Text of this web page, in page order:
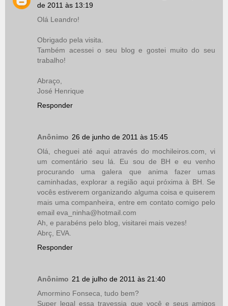
de 2011 às 13:19
Olá Leandro!
Obrigado pela visita.
Também acessei o seu blog e gostei muito do seu
trabalho!
Abraço,
José Henrique
Responder
Anônimo 26 de junho de 2011 às 15:45
Olá, cheguei até aqui através do mochileiros.com, vi
um comentário seu lá. Eu sou de BH e eu venho
procurando uma galera que anima fazer umas
caminhadas, explorar a região aqui próxima à BH. Se
vocês estiverem organizando alguma coisa e quiserem
mais uma companheira, entre em contato comigo pelo
email eva_ninha@hotmail.com
Ah, e parabéns pelo blog, visitarei mais vezes!
Abrç, EVA.
Responder
Anônimo 21 de julho de 2011 às 21:40
Amormino Fonseca, tudo bem?
Super legal essa travessia que você e seus amigos